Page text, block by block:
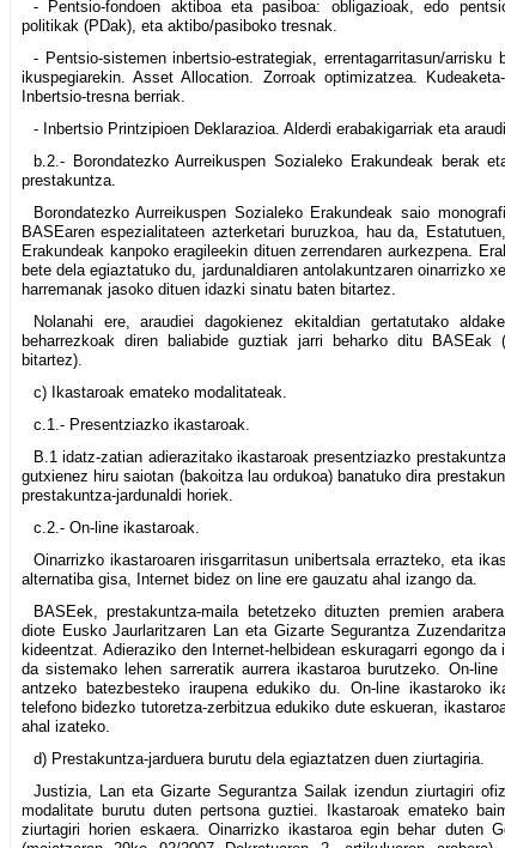
- Pentsio-fondoen aktiboa eta pasiboa: obligazioak, edo
politikak (PDak), eta aktibo/pasiboko tresnak.
- Pentsio-sistemen inbertsio-estrategiak, errentagarritasun/
ikuspegiarekin. Asset Allocation. Zorroak optimizatzea.
Inbertsio-tresna berriak.
- Inbertsio Printzipioen Deklarazioa. Alderdi erabakigarriak eta
b.2.- Borondatezko Aurreikuspen Sozialeko Erakundeak berak
prestakuntza.
Borondatezko Aurreikuspen Sozialeko Erakundeak saio
BASEaren espezialitateen azterketari buruzkoa, hau da,
Erakundeak kanpoko eragileekin dituen zerrendaren aurkezpena.
bete dela egiaztatuko du, jardunaldiaren antolakuntzaren oinarrizko
harremanak jasoko dituen idazki sinatu baten bitartez.
Nolanahi ere, araudiei dagokienez ekitaldian gertatutako
beharrezkoak diren baliabide guztiak jarri beharko ditu BASEak
bitartez).
c) Ikastaroak emateko modalitateak.
c.1.- Presentziazko ikastaroak.
B.1 idatz-zatian adierazitako ikastaroak presentziazko
gutxienez hiru saiotan (bakoitza lau ordukoa) banatuko dira
prestakuntza-jardunaldi horiek.
c.2.- On-line ikastaroak.
Oinarrizko ikastaroaren irisgarritasun unibertsala errazteko, eta
alternatiba gisa, Internet bidez on line ere gauzatu ahal izango da.
BASEek, prestakuntza-maila betetzeko dituzten premien
diote Eusko Jaurlaritzaren Lan eta Gizarte Segurantza
kideentzat. Adieraziko den Internet-helbidean eskuragarri egongo
da sistemako lehen sarreratik aurrera ikastaroa burutzeko. On-
antzeko batezbesteko iraupena edukiko du. On-line ikastaroko
telefono bidezko tutoretza-zerbitzua edukiko dute eskueran,
ahal izateko.
d) Prestakuntza-jarduera burutu dela egiaztatzen duen ziurtagiria.
Justizia, Lan eta Gizarte Segurantza Sailak izendun ziurtagiri
modalitate burutu duten pertsona guztiei. Ikastaroak emateko
ziurtagiri horien eskaera. Oinarrizko ikastaroa egin behar duten